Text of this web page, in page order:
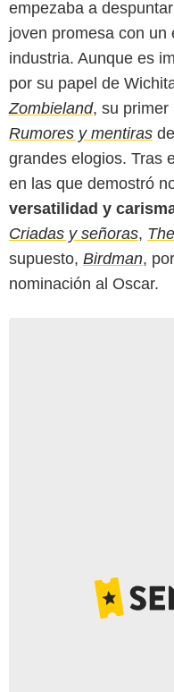
empezaba a
joven promesa con un
industria. Aunque es
por su papel de
Zombieland, su primer
Rumores y mentiras
grandes elogios. Tras
en las que demostró
versatilidad y
Criadas y señoras,
supuesto, Birdman,
nominación al Oscar.